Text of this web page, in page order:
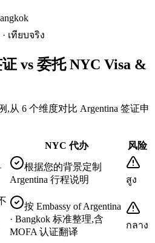
เทียบจริง
vs 委托 NYC Visa &
,从 6 个维度对比 Argentina 签证申
NYC 代办
风险
根据您的背景定制
Argentina 行程说明
สูง
按 Embassy of Argentina
· Bangkok 标准整理,含
MOFA 认证翻译
กลาง